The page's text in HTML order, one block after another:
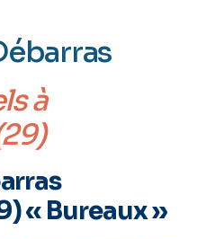
à
« Bureaux »